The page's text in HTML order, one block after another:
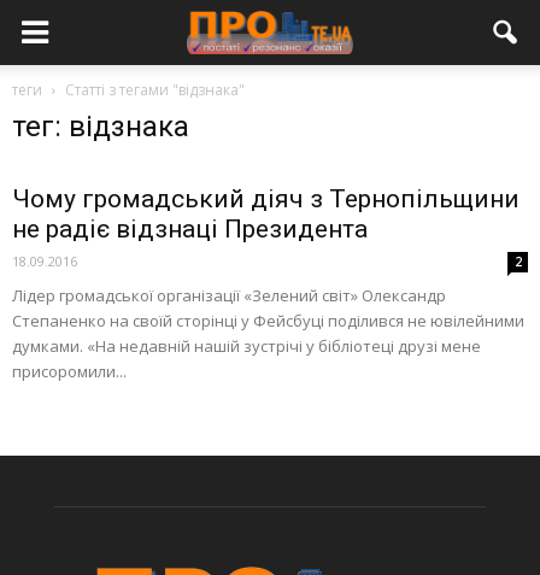
теги Статті з тегами "відзнака"
тег: відзнака
Чому громадський діяч з Тернопільщини
не радіє відзнаці Президента
18.09.2016 2
Лідер громадської організації «Зелений світ» Олександр
Степаненко на своїй сторінці у Фейсбуці поділився не ювілейними
думками. «На недавній нашій зустрічі у бібліотеці друзі мене
присоромили...